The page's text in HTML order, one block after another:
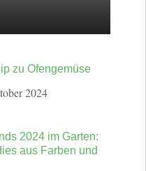
zu Ofengemüse
2024
2024 im Garten:
aus Farben und